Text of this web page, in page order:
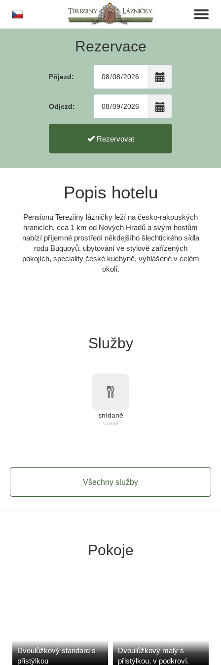
Toggle
Rezervace
Příjezd:
Odjezd:
Rezervovat
Popis hotelu
Pensionu Tereziiny lázničky leží na česko-rakouských
hranicích, cca 1 km od Nových Hradů a svým hostům
nabízí příjemné prostředí někdejšího šlechtického sídla
rodu Buquoyů, ubytování ve stylově zařízených
pokojích, speciality české kuchyně, vyhlášené v celém
okolí.
Služby
snídaně
v ceně
Všechny služby
Pokoje
Dvoulůžkový standard s
přistýlkou
Dvoulůžkový malý s
přistýlkou, v podkroví.